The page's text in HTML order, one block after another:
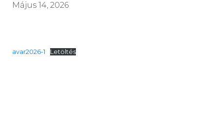
Május 14, 2026
avar2026-1 Letöltés